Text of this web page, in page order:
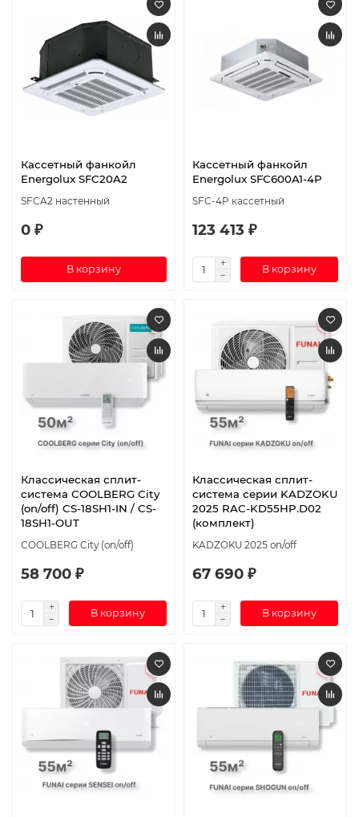
Кассетный фанкойл
Energolux SFC20A2
SFCA2 настенный
0 ₽
В корзину
Кассетный фанкойл
Energolux SFC600A1-4P
SFC-4P кассетный
123 413 ₽
В корзину
Классическая сплит-
система СOOLBERG City
(on/off) CS-18SH1-IN / CS-
18SH1-OUT
СOOLBERG City (on/off)
58 700 ₽
В корзину
Классическая сплит-
система серии KADZOKU
2025 RAC-KD55HP.D02
(комплект)
KADZOKU 2025 on/off
67 690 ₽
В корзину